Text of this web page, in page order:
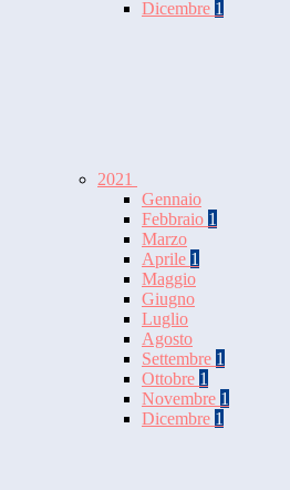
Dicembre 1
2021
Gennaio
Febbraio 1
Marzo
Aprile 1
Maggio
Giugno
Luglio
Agosto
Settembre 1
Ottobre 1
Novembre 1
Dicembre 1